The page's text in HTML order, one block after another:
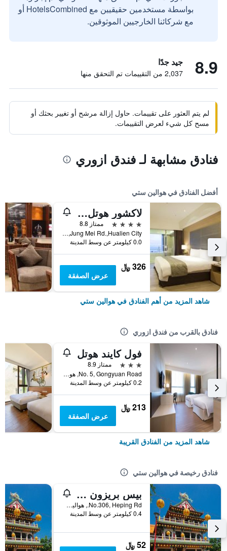
بواسطة مستخدمين حقيقيين مع HotelsCombined أو
مع شركائنا الخارجيين الموثوقين.
8.9 جيد جدًا
2,037 من التقييمات تم التحقق منها
لم يتم العثور على تقييمات. حاول إزالة مرشح أو تغيير بحثك أو
مسح كل شيء لعرض التقييمات.
فنادق مشابهة لـ فندق ازوري
أفضل الفنادق في هوالين ستي
لاكشور هوتل هولين
4 نجوم
ممتاز 8.8
No.142,Jung Mei Rd.,Hualien City, هوالين ستي, تايوان
0.0 كيلومتر عن وسط المدينة
326 ﷼
عرض الصفقة
شاهد المزيد من أهم الفنادق في هوالين ستي
فنادق بالقرب من فندق ازوري
فول كايند هوتل
3 نجوم
ممتاز 8.9
No. 5, Gongyuan Road, هوالين ستي, تايوان
0.2 كيلومتر عن وسط المدينة
213 ﷼
عرض الصفقة
شاهد المزيد من الفنادق القريبة
فنادق رخيصة في هوالين ستي
بيس بريزون كافيه إن
No.306, Heping Rd., هوالين ستي, تايوان
0.4 كيلومتر عن وسط المدينة
52 ﷼